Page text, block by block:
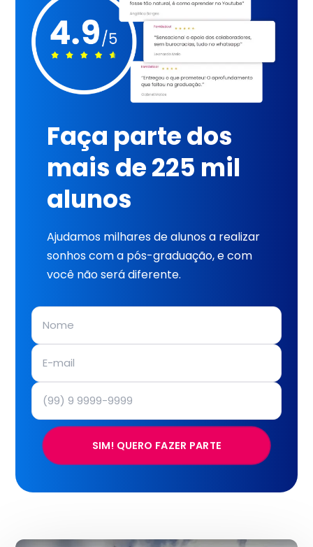
Faça parte dos
mais de 225 mil
alunos
Ajudamos milhares de alunos a realizar
sonhos com a pós-graduação, e com
você não será diferente.
SIM! QUERO FAZER PARTE